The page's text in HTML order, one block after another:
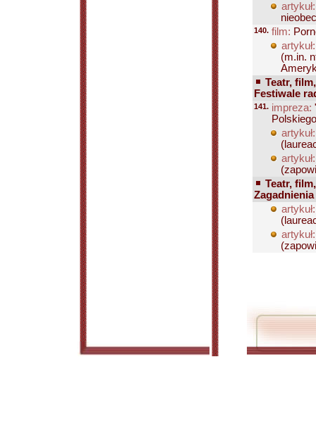
artykuł:
140. film:
artykuł:
(m.in.
Teatr,
Festiwale
141. impreza:
artykuł:
artykuł:
Teatr,
artykuł:
artykuł: